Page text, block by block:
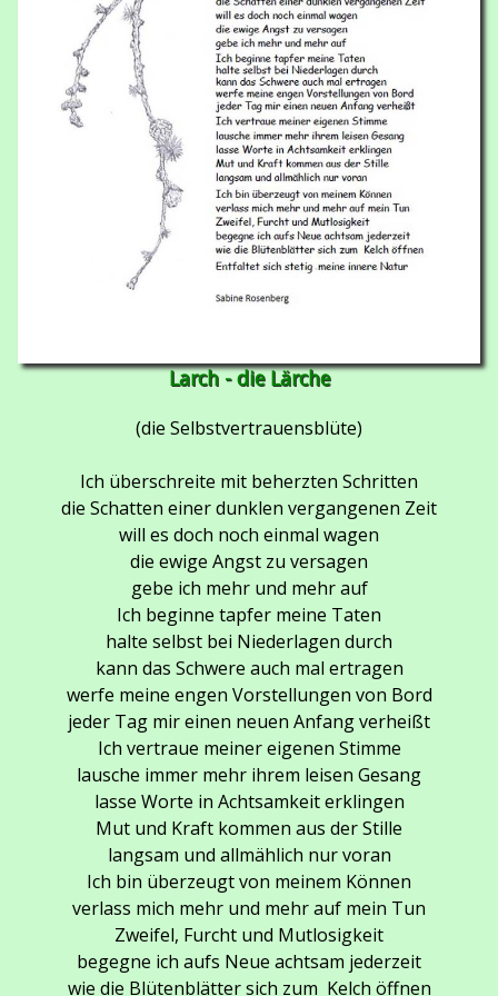
Larch - die Lärche
(die Selbstvertrauensblüte)
Ich überschreite mit beherzten Schritten
die Schatten einer dunklen vergangenen Zeit
will es doch noch einmal wagen
die ewige Angst zu versagen
gebe ich mehr und mehr auf
Ich beginne tapfer meine Taten
halte selbst bei Niederlagen durch
kann das Schwere auch mal ertragen
werfe meine engen Vorstellungen von Bord
jeder Tag mir einen neuen Anfang verheißt
Ich vertraue meiner eigenen Stimme
lausche immer mehr ihrem leisen Gesang
lasse Worte in Achtsamkeit erklingen
Mut und Kraft kommen aus der Stille
langsam und allmählich nur voran
Ich bin überzeugt von meinem Können
verlass mich mehr und mehr auf mein Tun
Zweifel, Furcht und Mutlosigkeit
begegne ich aufs Neue achtsam jederzeit
wie die Blütenblätter sich zum Kelch öffnen